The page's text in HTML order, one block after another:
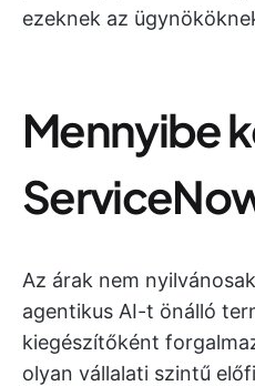
ezeknek az
Mennyibe
Az árak nem
agentikus AI-t önálló
kiegészítőként
olyan vállalati szintű